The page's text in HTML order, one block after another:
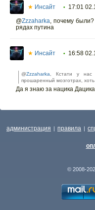
★ Инсайт • 17:01
@Zzzaharka, почему
рядах путина
★ Инсайт • 16:58
@Zzzaharka, Кстати у нас
прошаренный мозготрах,
Да я знаю за нацика
администрация | правила |
© 2008-